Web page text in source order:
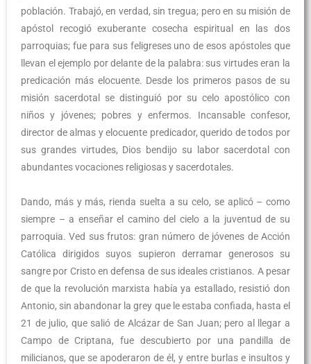
población. Trabajó, en verdad, sin tregua; pero en su misión de
apóstol recogió exuberante cosecha espiritual en las dos
parroquias; fue para sus feligreses uno de esos apóstoles que
llevan el ejemplo por delante de la palabra: sus virtudes eran la
predicación más elocuente. Desde los primeros pasos de su
misión sacerdotal se distinguió por su celo apostólico con
niños y jóvenes; pobres y enfermos. Incansable confesor,
director de almas y elocuente predicador, querido de todos por
sus grandes virtudes, Dios bendijo su labor sacerdotal con
abundantes vocaciones religiosas y sacerdotales.
Dando, más y más, rienda suelta a su celo, se aplicó – como
siempre – a enseñar el camino del cielo a la juventud de su
parroquia. Ved sus frutos: gran número de jóvenes de Acción
Católica dirigidos suyos supieron derramar generosos su
sangre por Cristo en defensa de sus ideales cristianos. A pesar
de que la revolución marxista había ya estallado, resistió don
Antonio, sin abandonar la grey que le estaba confiada, hasta el
21 de julio, que salió de Alcázar de San Juan; pero al llegar a
Campo de Criptana, fue descubierto por una pandilla de
milicianos, que se apoderaron de él, y entre burlas e insultos y